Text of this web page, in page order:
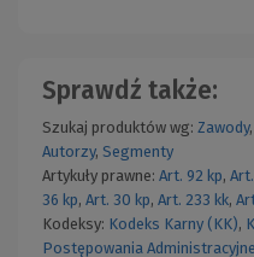
Sprawdź także:
Szukaj produktów wg: Zawody,
Autorzy, Segmenty
Artykuły prawne: Art. 92 kp,
36 kp, Art. 30 kp, Art. 233 kk,
Kodeksy: Kodeks Karny (KK),
Postępowania